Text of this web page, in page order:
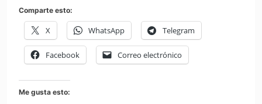
Comparte esto:
X WhatsApp Telegram
Facebook Correo electrónico
Me gusta esto: